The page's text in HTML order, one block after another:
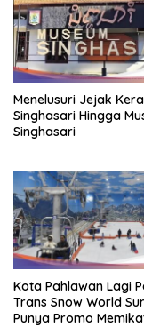
Menelusuri Jejak
Singhasari Hingga
Singhasari
Kota Pahlawan Lagi
Trans Snow World
Punya Promo